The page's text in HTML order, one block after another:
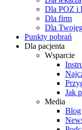
Dla POZ i
Dla firm
Dla
Punkty pobrań
Dla pacjenta
Wsparcie
Jak
Media
Blog